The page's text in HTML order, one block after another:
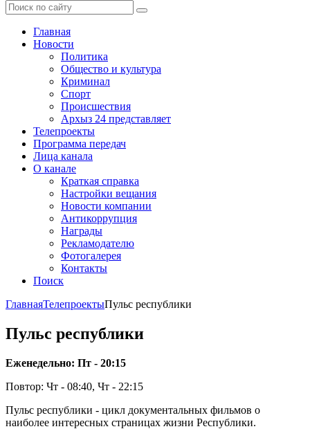
Главная
Новости
Политика
Общество и культура
Криминал
Спорт
Происшествия
Архыз 24 представляет
Телепроекты
Программа передач
Лица канала
О канале
Краткая справка
Настройки вещания
Новости компании
Антикоррупция
Награды
Рекламодателю
Фотогалерея
Контакты
Поиск
ГлавнаяТелепроектыПульс республики
Пульс республики
Еженедельно: Пт - 20:15
Повтор: Чт - 08:40, Чт - 22:15
Пульс республики - цикл документальных фильмов о
наиболее интересных страницах жизни Республики.